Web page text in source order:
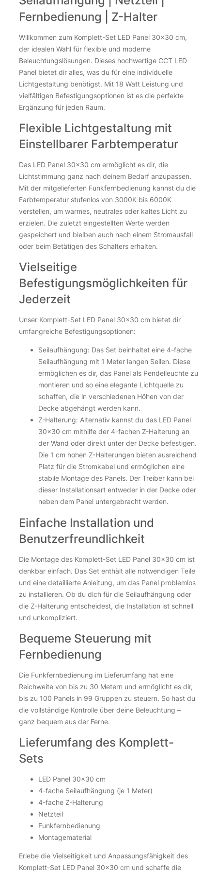
🌟LED Panel 15×120 cm CCT – 24 V | Rahmen weiß |
Smart Home mit KNX, Zigbee & DALI
83,55€
inkl. 19 % MwSt.zzgl.Versandkosten
67 Stk. auf Lager
🌟LED Panel 15×120 cm CCT – 24 V | Rahmen weiß | Smart
🌟LED Panel 15×120 cm CCT – 24 V | Rahmen weiß | Smart
Fernbedienung | Z-Halter
Willkommen zum Komplett-Set LED Panel 30×30 cm,
der idealen Wahl für flexible und moderne
Beleuchtungslösungen. Dieses hochwertige CCT LED
Panel bietet dir alles, was du für eine individuelle
Lichtgestaltung benötigst. Mit 18 Watt Leistung und
vielfältigen Befestigungsoptionen ist es die perfekte
Ergänzung für jeden Raum.
Flexible Lichtgestaltung mit
Einstellbarer Farbtemperatur
Das LED Panel 30×30 cm ermöglicht es dir, die
Lichtstimmung ganz nach deinem Bedarf anzupassen.
Mit der mitgelieferten Funkfernbedienung kannst du die
Farbtemperatur stufenlos von 3000K bis 6000K
verstellen, um warmes, neutrales oder kaltes Licht zu
erzielen. Die zuletzt eingestellten Werte werden
gespeichert und bleiben auch nach einem Stromausfall
oder beim Betätigen des Schalters erhalten.
Vielseitige
Befestigungsmöglichkeiten für
Jederzeit
Unser Komplett-Set LED Panel 30×30 cm bietet dir
umfangreiche Befestigungsoptionen:
Seilaufhängung: Das Set beinhaltet eine 4-fache
Seilaufhängung mit 1 Meter langen Seilen. Diese
ermöglichen es dir, das Panel als Pendelleuchte zu
montieren und so eine elegante Lichtquelle zu
schaffen, die in verschiedenen Höhen von der
Decke abgehängt werden kann.
Z-Halterung: Alternativ kannst du das LED Panel
30×30 cm mithilfe der 4-fachen Z-Halterung an
der Wand oder direkt unter der Decke befestigen.
Die 1 cm hohen Z-Halterungen bieten ausreichend
Platz für die Stromkabel und ermöglichen eine
stabile Montage des Panels. Der Treiber kann bei
dieser Installationsart entweder in der Decke oder
neben dem Panel untergebracht werden.
Einfache Installation und
Benutzerfreundlichkeit
Die Montage des Komplett-Set LED Panel 30×30 cm ist
denkbar einfach. Das Set enthält alle notwendigen Teile
und eine detaillierte Anleitung, um das Panel problemlos
zu installieren. Ob du dich für die Seilaufhängung oder
die Z-Halterung entscheidest, die Installation ist schnell
und unkompliziert.
Bequeme Steuerung mit
Fernbedienung
Die Funkfernbedienung im Lieferumfang hat eine
Reichweite von bis zu 30 Metern und ermöglicht es dir,
bis zu 100 Panels in 99 Gruppen zu steuern. So hast du
die vollständige Kontrolle über deine Beleuchtung –
ganz bequem aus der Ferne.
Lieferumfang des Komplett-
Sets
LED Panel 30×30 cm
4-fache Seilaufhängung (je 1 Meter)
4-fache Z-Halterung
Netzteil
Funkfernbedienung
Montagematerial
Erlebe die Vielseitigkeit und Anpassungsfähigkeit des
Komplett-Set LED Panel 30×30 cm und schaffe die